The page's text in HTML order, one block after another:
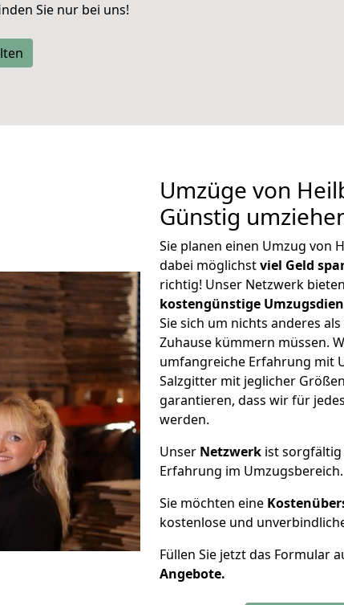
Sie nur bei uns!
Umzüge von
Günstig
Sie planen einen Umzug von
dabei möglichstviel Geld
richtig! Unser Netzwerk
kostengünstige
Sie sich um nichts anderes
Zuhause kümmern müssen.
umfangreiche Erfahrung mit
Salzgitter mit jeglicher
garantieren, dass wir für
werden.
Unser Netzwerk ist sorgfältig
Erfahrung im Umzugsbereich.
Sie möchten eine
kostenlose und
Füllen Sie jetzt das Formular
Angebote.